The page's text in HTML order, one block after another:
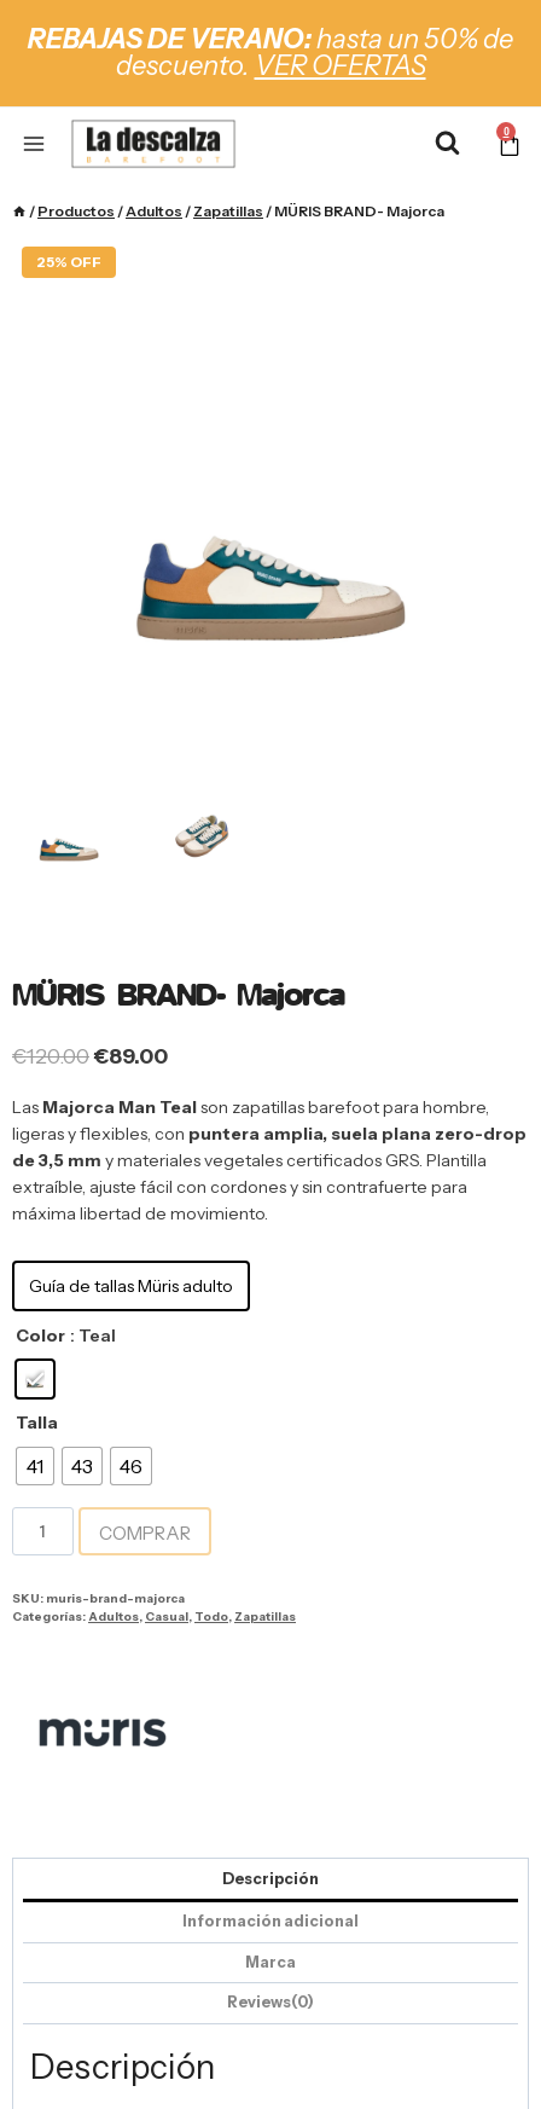
REBAJAS DE VERANO:hasta un 50% de
descuento. VER OFERTAS
0
/ Productos /Adultos / Zapatillas / MÜRIS BRAND- Majorca
25% OFF
MÜRIS BRAND- Majorca
€120.00€89.00
Las Majorca Man Tealson zapatillas barefoot para hombre,
ligeras y flexibles, con puntera amplia, suela plana zero-drop
de 3,5 mm y materiales vegetales certificados GRS. Plantilla
extraíble, ajuste fácil con cordones y sin contrafuerte para
máxima libertad de movimiento.
Guía de tallas Müris adulto
Color : Teal
Talla
41 43 46
COMPRAR
SKU: muris-brand-majorca
Categorías: Adultos Casual Todo Zapatillas
Descripción
Información adicional
Marca
Reviews(0)
Descripción